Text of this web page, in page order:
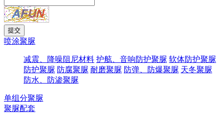
喷涂聚脲
减震、降噪阻尼材料 护舷、音响防护聚脲 软体防护聚脲
防护聚脲 防腐聚脲 耐磨聚脲 防弹、防爆聚脲 天冬聚脲
防水、防渗聚脲
单组分聚脲
聚脲配套